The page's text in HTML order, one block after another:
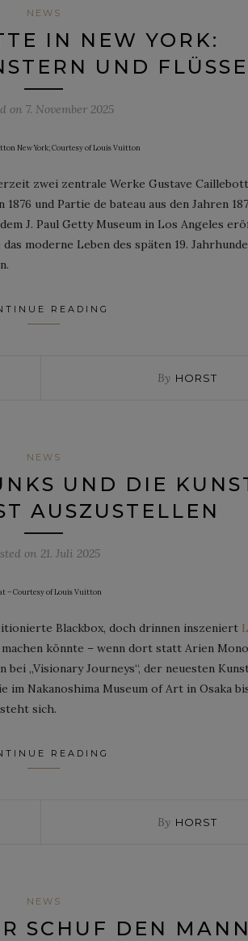
NEWS
IN NEW YORK:
UND
on 7. November 2025
New York; Courtesy of Louis Vuitton
zwei zentrale Werke Gustave
und Partie de bateau aus den Jahren
J. Paul Getty Museum in Los Angeles
moderne Leben des späten 19.
READING
By HORST
NEWS
UND DIE
AUSZUSTELLEN
on 21. Juli 2025
– Courtesy of Louis Vuitton
Blackbox, doch drinnen inszeniert
könnte – wenn dort statt Arien
„Visionary Journeys“, der neuesten
Nakanoshima Museum of Art in Osaka
sich.
READING
By HORST
NEWS
SCHUF DEN MANN